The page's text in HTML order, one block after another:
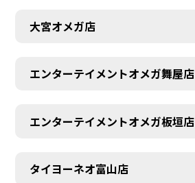
大宮オメガ店
エンターテイメントオメガ舞屋店
エンターテイメントオメガ板垣店
タイヨーネオ富山店